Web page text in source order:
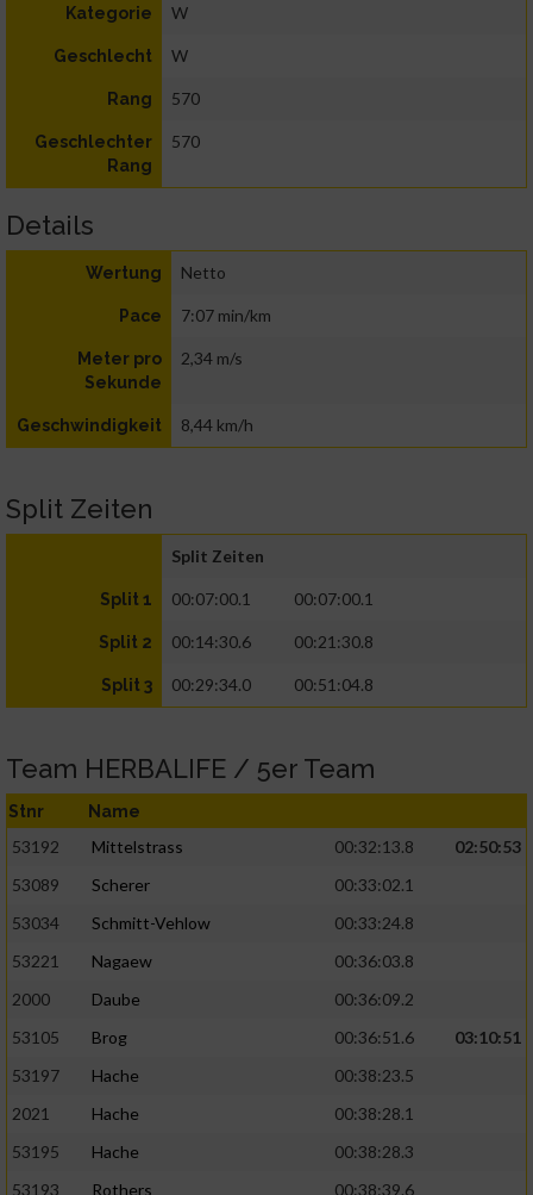
Kategorie W
Geschlecht W
Rang 570
Geschlechter
Rang
570
Details
Wertung Netto
Pace 7:07 min/km
Meter pro
Sekunde
2,34 m/s
Geschwindigkeit 8,44 km/h
Split Zeiten
Split Zeiten
Split 1 00:07:00.1 00:07:00.1
Split 2 00:14:30.6 00:21:30.8
Split 3 00:29:34.0 00:51:04.8
Team HERBALIFE / 5er Team
Stnr Name
53192 Mittelstrass 00:32:13.8
02:50:53
53089
Scherer
00:33:02.1
53034
Schmitt-Vehlow
00:33:24.8
53221
Nagaew
00:36:03.8
2000
Daube
00:36:09.2
53105
Brog 00:36:51.6
03:10:51
53197
Hache
00:38:23.5
2021
Hache
00:38:28.1
53195
Hache
00:38:28.3
53193
Rothers
00:38:39.6